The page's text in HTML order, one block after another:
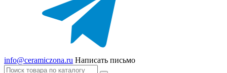
info@ceramiczona.ru Написать письмо